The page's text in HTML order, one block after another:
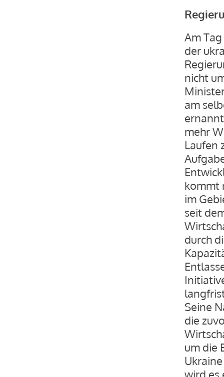
Am
der
nicht
am
mehr
Laufen
kommt
im
seit
durch
Seine
die
um die
wird es